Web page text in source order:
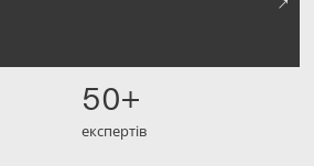
50+
експертів
КОНТАКТИ